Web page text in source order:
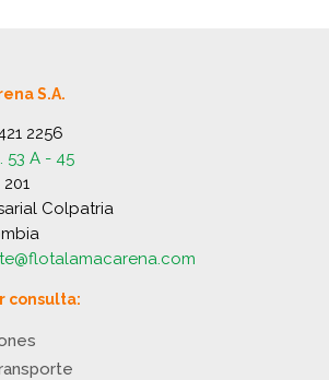
S.A.
2256
53 A - 45
Colpatria
consulta: